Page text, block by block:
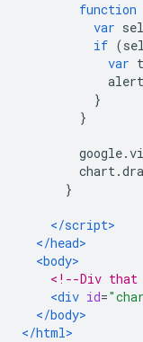
function
var
if (
var
alert
}
}
google.
chart.
}
</script>
</head>
<body>
<!--Div
<div id=
</body>
</html>